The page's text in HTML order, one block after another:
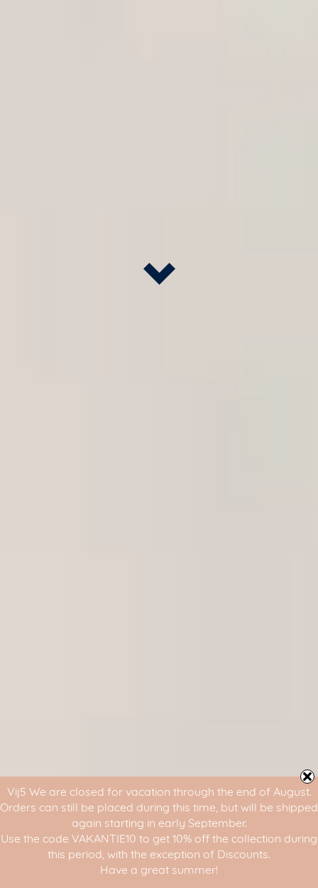
Vij5 We are closed for vacation through the end of August.
Orders can still be placed during this time, but will be shipped
again starting in early September.
Use the code VAKANTIE10 to get 10% off the collection during
this period, with the exception of Discounts.
Have a great summer!